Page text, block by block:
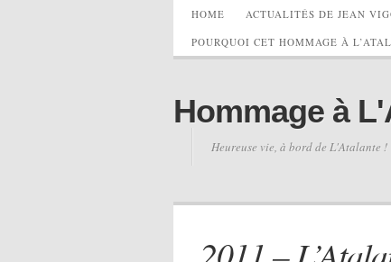
HOME ACTUALITÉS DE JEAN
POURQUOI CET HOMMAGE À
Hommage à
Heureuse vie, à bord de L'Atalante !